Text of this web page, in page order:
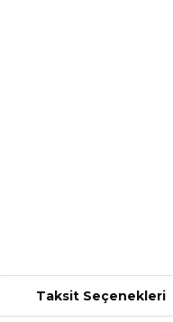
Taksit Seçenekleri